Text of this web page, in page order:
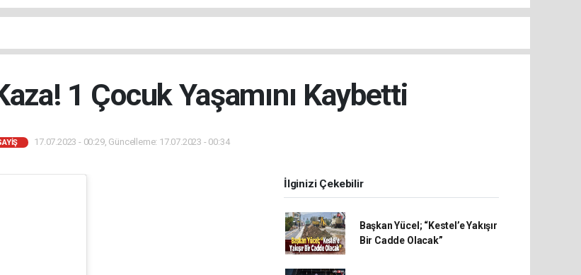
1 Çocuk Yaşamını Kaybetti
17.07.2023 - 00:29, Güncelleme: 17.07.2023 - 00:34
İlginizi Çekebilir
Başkan Yücel; “Kestel’e Yakışır
Bir Cadde Olacak”